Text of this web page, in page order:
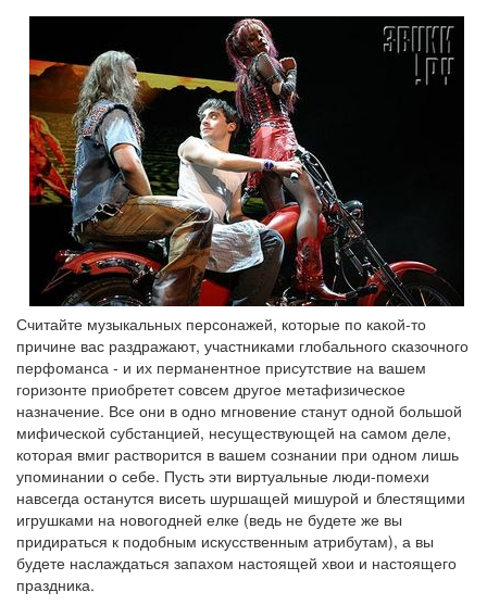
Считайте музыкальных персонажей, которые по какой-то
причине вас раздражают, участниками глобального сказочного
перфоманса - и их перманентное присутствие на вашем
горизонте приобретет совсем другое метафизическое
назначение. Все они в одно мгновение станут одной большой
мифической субстанцией, несуществующей на самом деле,
которая вмиг растворится в вашем сознании при одном лишь
упоминании о себе. Пусть эти виртуальные люди-помехи
навсегда останутся висеть шуршащей мишурой и блестящими
игрушками на новогодней елке (ведь не будете же вы
придираться к подобным искусственным атрибутам), а вы
будете наслаждаться запахом настоящей хвои и настоящего
праздника.